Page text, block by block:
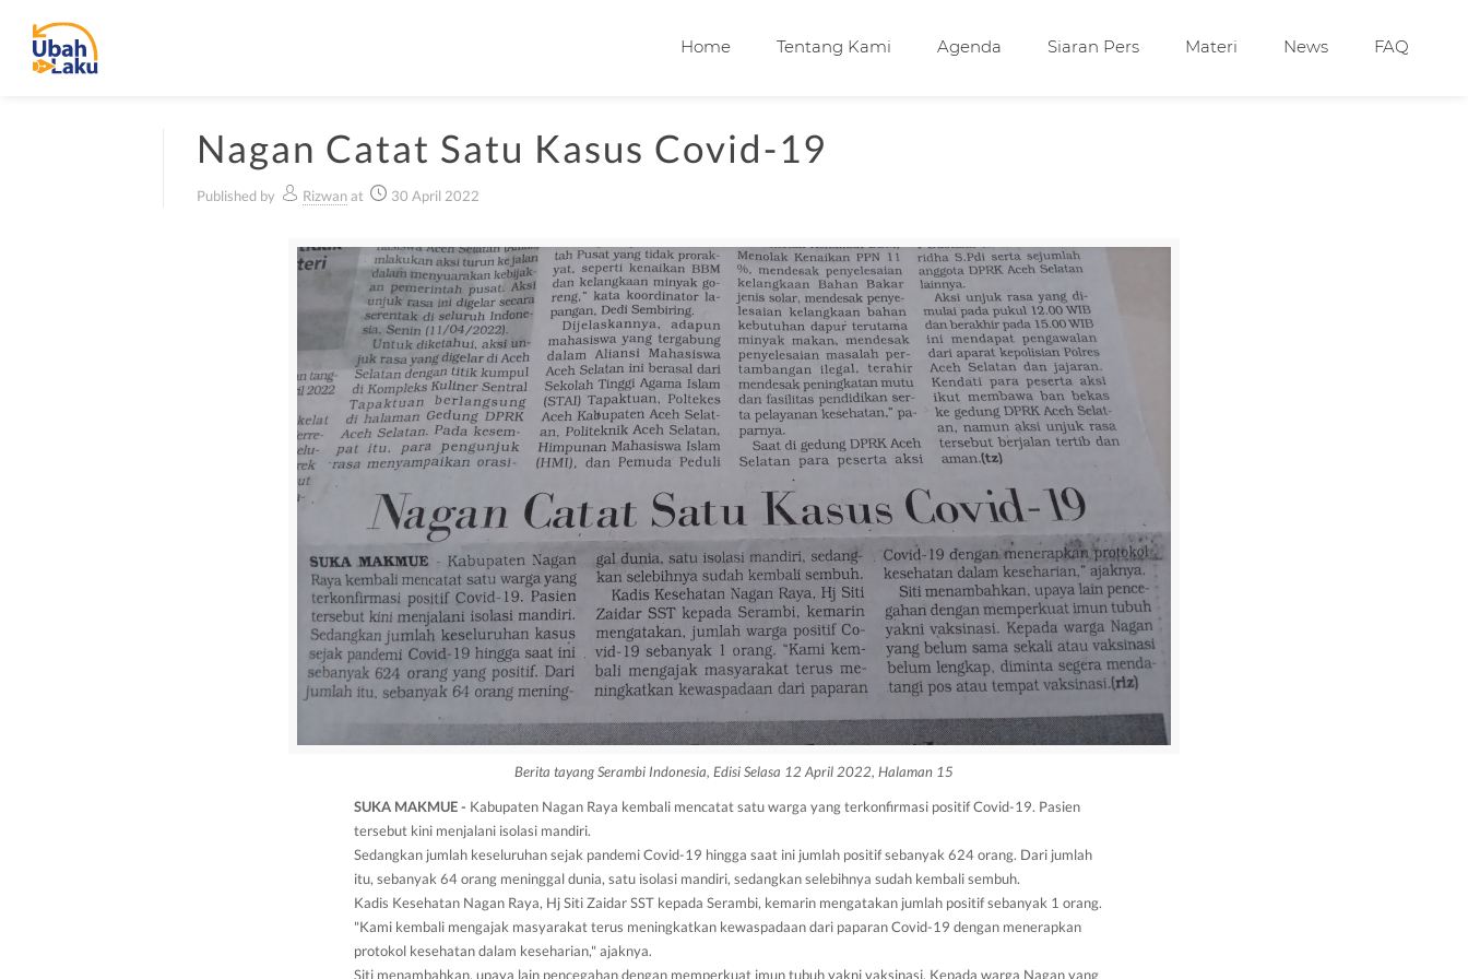
Home Tentang Kami Agenda Siaran Pers Materi News FAQ
Nagan Catat Satu Kasus Covid-19
Published by Rizwanat 30 April 2022
Berita tayang Serambi Indonesia, Edisi Selasa 12 April 2022, Halaman 15
SUKA MAKMUE - Kabupaten Nagan Raya kembali mencatat satu warga yang terkonfirmasi positif Covid-19. Pasien
tersebut kini menjalani isolasi mandiri.
Sedangkan jumlah keseluruhan sejak pandemi Covid-19 hingga saat ini jumlah positif sebanyak 624 orang. Dari jumlah
itu, sebanyak 64 orang meninggal dunia, satu isolasi mandiri, sedangkan selebihnya sudah kembali sembuh.
Kadis Kesehatan Nagan Raya, Hj Siti Zaidar SST kepada Serambi, kemarin mengatakan jumlah positif sebanyak 1 orang.
"Kami kembali mengajak masyarakat terus meningkatkan kewaspadaan dari paparan Covid-19 dengan menerapkan
protokol kesehatan dalam keseharian," ajaknya.
Siti menambahkan, upaya lain pencegahan dengan memperkuat imun tubuh yakni vaksinasi. Kepada warga Nagan yang